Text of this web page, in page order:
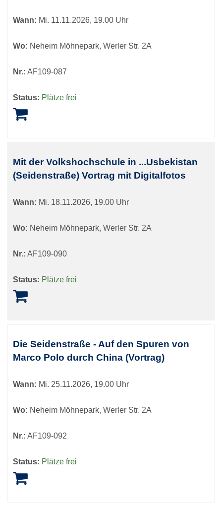
Wann: Mi. 11.11.2026, 19.00 Uhr
Wo: Neheim Möhnepark, Werler Str. 2A
Nr.: AF109-087
Status: Plätze frei
Mit der Volkshochschule in ...Usbekistan
(Seidenstraße) Vortrag mit Digitalfotos
Wann: Mi. 18.11.2026, 19.00 Uhr
Wo: Neheim Möhnepark, Werler Str. 2A
Nr.: AF109-090
Status: Plätze frei
Die Seidenstraße - Auf den Spuren von
Marco Polo durch China (Vortrag)
Wann: Mi. 25.11.2026, 19.00 Uhr
Wo: Neheim Möhnepark, Werler Str. 2A
Nr.: AF109-092
Status: Plätze frei